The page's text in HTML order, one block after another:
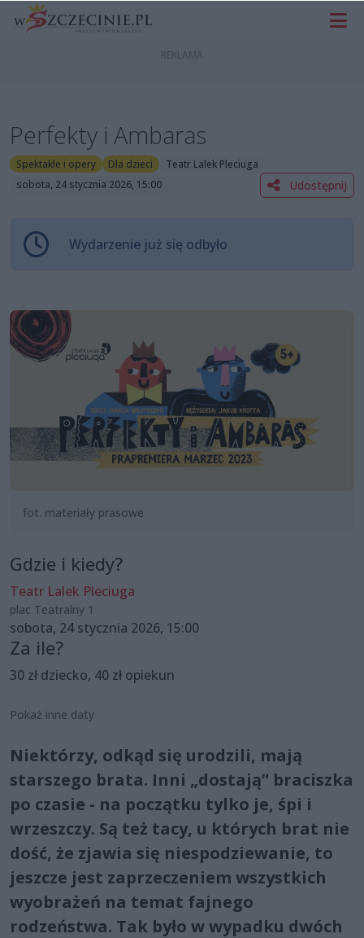
Perfekty i Ambaras
Spektakle i opery Dla dzieci
Teatr Lalek Pleciuga
sobota, 24 stycznia 2026, 15:00
Udostępnij
Wydarzenie już się odbyło
fot. materiały prasowe
Gdzie i kiedy?
Teatr Lalek Pleciuga
plac Teatralny 1
sobota, 24 stycznia 2026, 15:00
Za ile?
30 zł dziecko, 40 zł opiekun
Pokaż inne daty
Niektórzy, odkąd się urodzili, mają
starszego brata. Inni „dostają” braciszka
po czasie - na początku tylko je, śpi i
wrzeszczy. Są też tacy, u których brat nie
dość, że zjawia się niespodziewanie, to
jeszcze jest zaprzeczeniem wszystkich
wyobrażeń na temat fajnego
rodzeństwa. Tak było w wypadku dwóch